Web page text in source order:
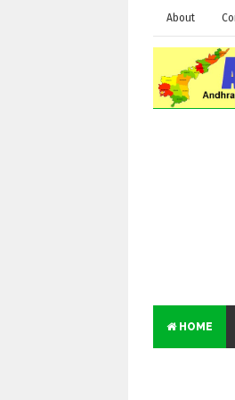
About
HOME